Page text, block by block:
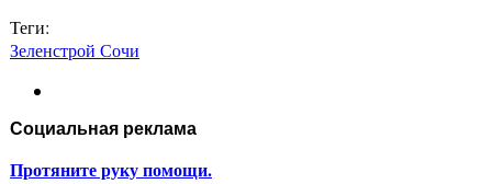
Теги:
Зеленстрой Сочи
Социальная реклама
Протяните руку помощи.